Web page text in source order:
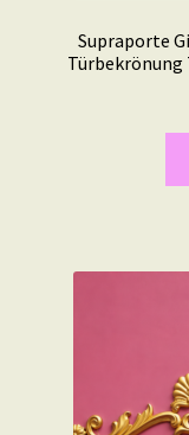
Supraporte
Türbekrönung